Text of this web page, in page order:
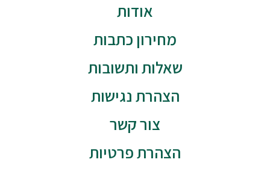
אודות
מחירון כתבות
שאלות ותשובות
הצהרת נגישות
צור קשר
הצהרת פרטיות